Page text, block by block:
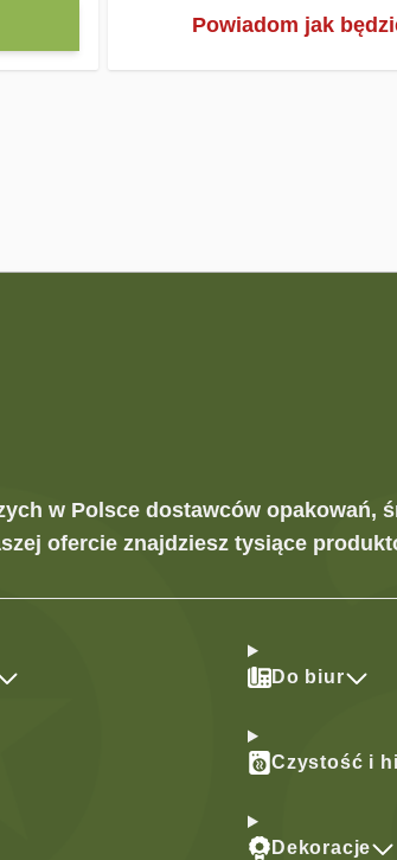
Powiadom jak
w Polsce dostawców opakowań,
ofercie znajdziesz tysiące
Do biur
Czystość i
Dekoracje